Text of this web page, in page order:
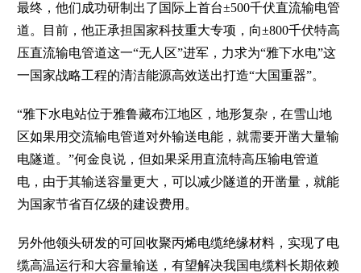
最终，他们成功研制出了国际上首台±500千伏直流输电管
道。目前，他正承担国家科技重大专项，向±800千伏特高
压直流输电管道这一“无人区”进军，力求为“雅下水电”这
一国家战略工程的清洁能源高效送出打造“大国重器”。
“雅下水电站位于雅鲁藏布江地区，地形复杂，在雪山地
区如果用交流输电管道对外输送电能，就需要开凿大量输
电隧道。”何金良说，但如果采用直流特高压输电管道
电，由于其输送容量更大，可以减少隧道的开凿量，就能
为国家节省百亿级的建设费用。
另外他领头研发的可回收聚丙烯电缆绝缘材料，实现了电
缆高温运行和大容量输送，有望解决我国电缆料长期依赖